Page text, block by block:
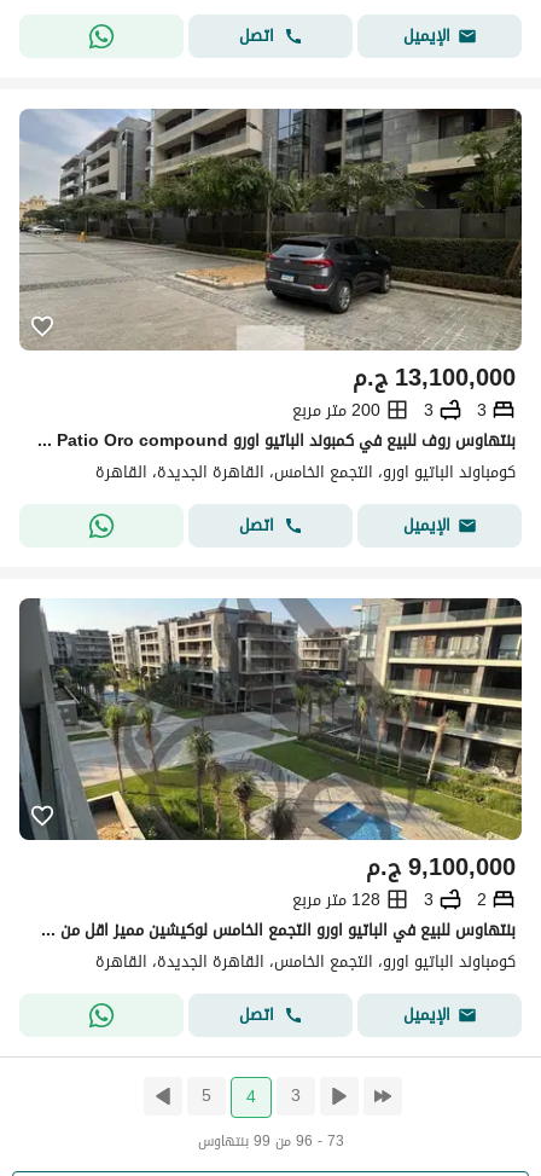
الإيميل
اتصل
ج.م13,100,000
3
3
200 متر مربع
بنتهاوس روف للبيع في كمبوند الباتيو اورو El Patio Oro compound فيو مميز داخل الكمبوند بموقع مميزقريب من جميع الخدمات
كومباوند الباتيو اورو، التجمع الخامس، القاهرة الجديدة، القاهرة
الإيميل
اتصل
ج.م9,100,000
2
3
128 متر مربع
بنتهاوس للبيع في الباتيو اورو التجمع الخامس لوكيشين مميز اقل من سعر السوق استلام فوري
كومباوند الباتيو اورو، التجمع الخامس، القاهرة الجديدة، القاهرة
الإيميل
اتصل
3
4
5
73 - 96 من 99 بنتهاوس